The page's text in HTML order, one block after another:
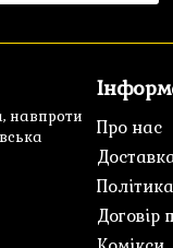
навпроти
Про нас
Договір